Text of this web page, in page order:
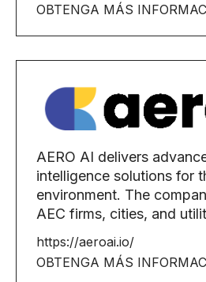
OBTENGA MÁS
AERO AI delivers
intelligence solutions for
environment. The
AEC firms, cities, and
https://aeroai.io/
OBTENGA MÁS